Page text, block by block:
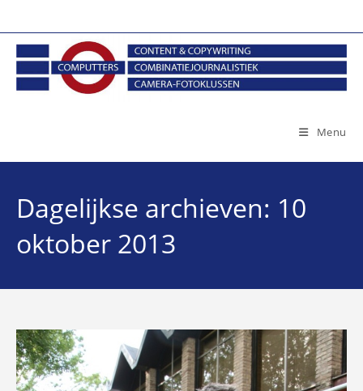
naar
inhoud
Menu
Dagelijkse archieven: 10
oktober 2013